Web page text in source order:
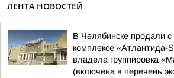
ЛЕНТА НОВОСТЕЙ
В Челябинске продали
комплексе «Атлантида-
владела группировка
(включена в перечень